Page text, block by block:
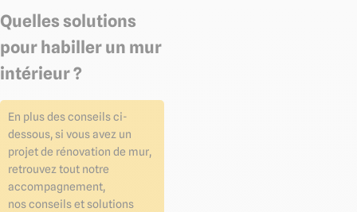
Quelles solutions
pour habiller un mur
intérieur ?
En plus des conseils ci-
dessous, si vous avez un
projet de rénovation de mur,
retrouvez tout notre
accompagnement,
nos conseils et solutions